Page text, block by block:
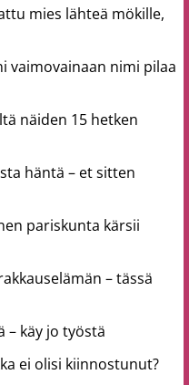
mies lähteä mökille,
vaimovainaan nimi pilaa
näiden 15 hetken
häntä – et sitten
pariskunta kärsii
– tässä
– käy jo työstä
ei olisi kiinnostunut?